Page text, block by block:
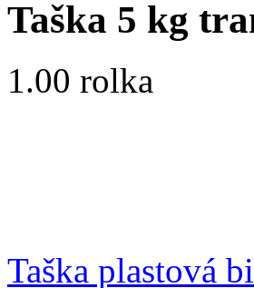
Taška 5 kg
1.00 rolka
Taška plastová